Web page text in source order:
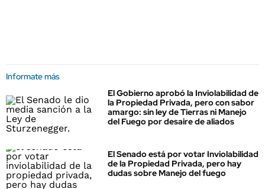
Informate más
El Gobierno aprobó la Inviolabilidad de
la Propiedad Privada, pero con sabor
amargo: sin ley de Tierras ni Manejo
del Fuego por desaire de aliados
El Senado está por votar Inviolabilidad
de la Propiedad Privada, pero hay
dudas sobre Manejo del fuego